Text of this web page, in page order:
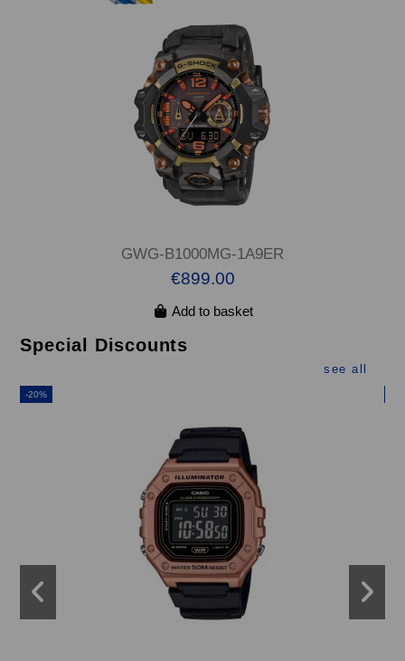
GWG-B1000MG-1A9ER
€899.00
Add to basket
Special Discounts
see all
-20%